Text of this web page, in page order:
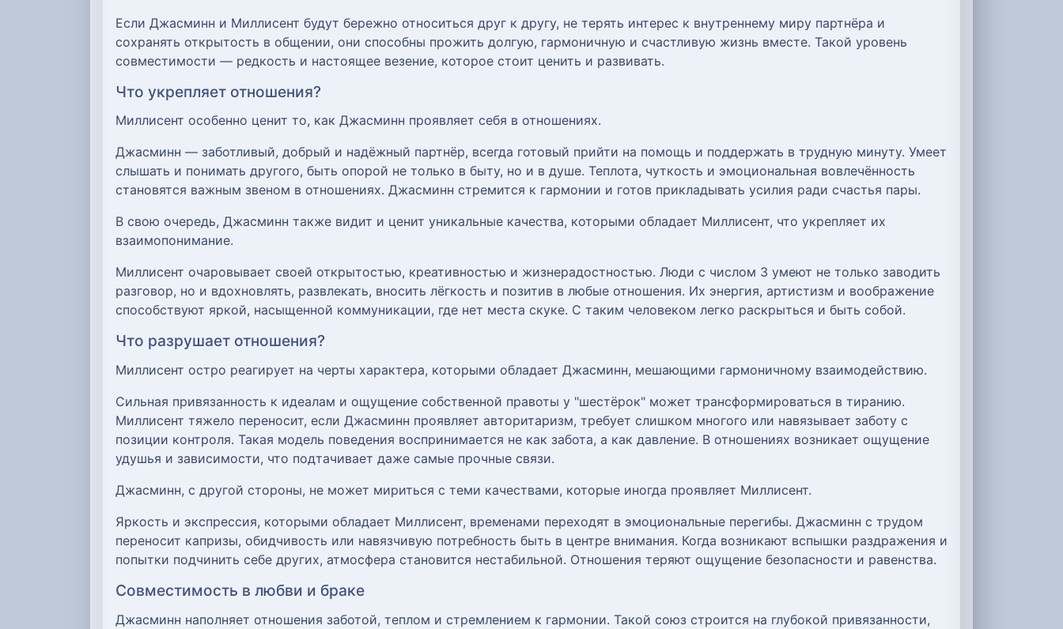
Если Джасминн и Миллисент будут бережно относиться друг к другу, не терять интерес к внутреннему миру партнёра и
сохранять открытость в общении, они способны прожить долгую, гармоничную и счастливую жизнь вместе. Такой уровень
совместимости — редкость и настоящее везение, которое стоит ценить и развивать.
Что укрепляет отношения?
Миллисент особенно ценит то, как Джасминн проявляет себя в отношениях.
Джасминн — заботливый, добрый и надёжный партнёр, всегда готовый прийти на помощь и поддержать в трудную минуту. Умеет
слышать и понимать другого, быть опорой не только в быту, но и в душе. Теплота, чуткость и эмоциональная вовлечённость
становятся важным звеном в отношениях. Джасминн стремится к гармонии и готов прикладывать усилия ради счастья пары.
В свою очередь, Джасминн также видит и ценит уникальные качества, которыми обладает Миллисент, что укрепляет их
взаимопонимание.
Миллисент очаровывает своей открытостью, креативностью и жизнерадостностью. Люди с числом 3 умеют не только заводить
разговор, но и вдохновлять, развлекать, вносить лёгкость и позитив в любые отношения. Их энергия, артистизм и воображение
способствуют яркой, насыщенной коммуникации, где нет места скуке. С таким человеком легко раскрыться и быть собой.
Что разрушает отношения?
Миллисент остро реагирует на черты характера, которыми обладает Джасминн, мешающими гармоничному взаимодействию.
Сильная привязанность к идеалам и ощущение собственной правоты у "шестёрок" может трансформироваться в тиранию.
Миллисент тяжело переносит, если Джасминн проявляет авторитаризм, требует слишком многого или навязывает заботу с
позиции контроля. Такая модель поведения воспринимается не как забота, а как давление. В отношениях возникает ощущение
удушья и зависимости, что подтачивает даже самые прочные связи.
Джасминн, с другой стороны, не может мириться с теми качествами, которые иногда проявляет Миллисент.
Яркость и экспрессия, которыми обладает Миллисент, временами переходят в эмоциональные перегибы. Джасминн с трудом
переносит капризы, обидчивость или навязчивую потребность быть в центре внимания. Когда возникают вспышки раздражения и
попытки подчинить себе других, атмосфера становится нестабильной. Отношения теряют ощущение безопасности и равенства.
Совместимость в любви и браке
Джасминн наполняет отношения заботой, теплом и стремлением к гармонии. Такой союз строится на глубокой привязанности,